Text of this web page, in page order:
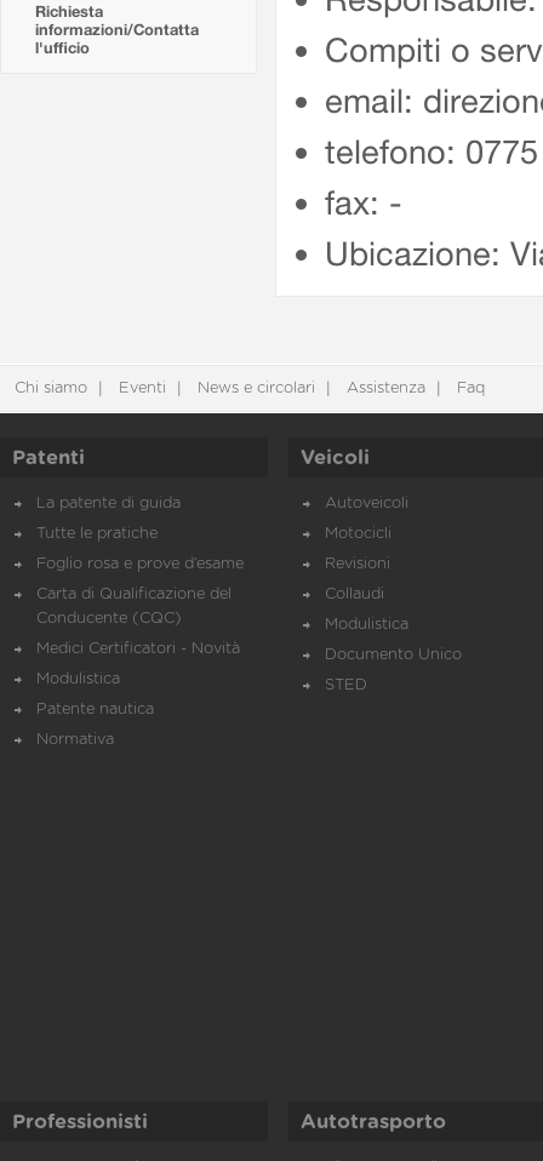
Richiesta
informazioni/Contatta
l'ufficio
Compiti o
email:
telefono:
fax: -
Ubicazione:
Chi siamo Eventi News e circolari Assistenza Faq
Patenti
La patente di guida
Tutte le pratiche
Foglio rosa e prove d’esame
Carta di Qualificazione del
Conducente (CQC)
Medici Certificatori - Novità
Modulistica
Patente nautica
Normativa
Veicoli
Autoveicoli
Motocicli
Revisioni
Collaudi
Modulistica
Documento Unico
STED
Professionisti Autotrasporto